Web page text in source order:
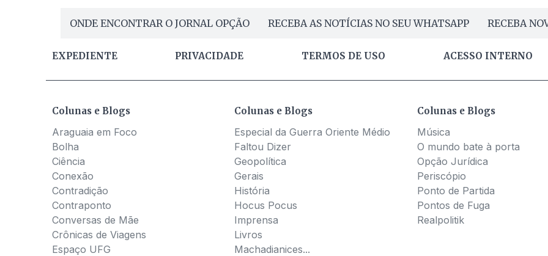
ONDE ENCONTRAR O JORNAL OPÇÃO RECEBA AS NOTÍCIAS NO SEU WHATSAPP RECEBA
EXPEDIENTE PRIVACIDADE TERMOS DE USO ACESSO INTERNO
Colunas e Blogs
Araguaia em Foco
Bolha
Ciência
Conexão
Contradição
Contraponto
Conversas de Mãe
Crônicas de Viagens
Espaço UFG
Colunas e Blogs
Especial da Guerra Oriente Médio
Faltou Dizer
Geopolítica
Gerais
História
Hocus Pocus
Imprensa
Livros
Machadianices...
Colunas e Blogs
Música
O mundo bate à porta
Opção Jurídica
Periscópio
Ponto de Partida
Pontos de Fuga
Realpolitik